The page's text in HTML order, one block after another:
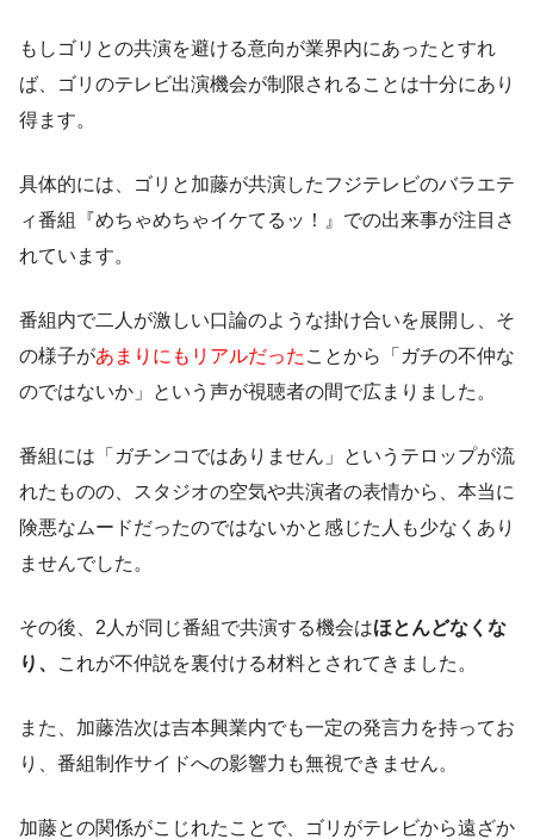
もしゴリとの共演を避ける意向が業界内にあったとすれ
ば、ゴリのテレビ出演機会が制限されることは十分にあり
得ます。
具体的には、ゴリと加藤が共演したフジテレビのバラエテ
ィ番組『めちゃめちゃイケてるッ！』での出来事が注目さ
れています。
番組内で二人が激しい口論のような掛け合いを展開し、そ
の様子があまりにもリアルだった ことから「ガチの不仲な
のではないか」という声が視聴者の間で広まりました。
番組には「ガチンコではありません」というテロップが流
れたものの、スタジオの空気や共演者の表情から、本当に
険悪なムードだったのではないかと感じた人も少なくあり
ませんでした。
その後、2人が同じ番組で共演する機会はほとんどなくな
り、
これが不仲説を裏付ける材料とされてきました。
また、加藤浩次は吉本興業内でも一定の発言力を持ってお
り、番組制作サイドへの影響力も無視できません。
加藤との関係がこじれたことで、ゴリがテレビから遠ざか